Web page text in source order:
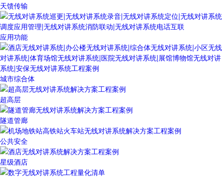
天馈传输
应用功能
城市综合体
超高层
隧道管廊
公共安全
星级酒店